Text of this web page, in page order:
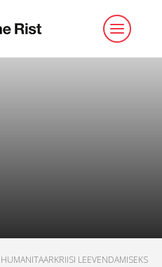
HUMANITAARKRIISI LEEVENDAMISEKS